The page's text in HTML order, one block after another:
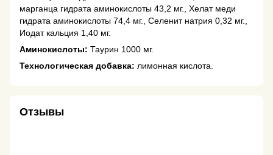
марганца гидрата аминокислоты 43,2 мг., Хелат меди
гидрата аминокислоты 74,4 мг., Селенит натрия 0,32 мг.,
Иодат кальция 1,40 мг.
Аминокислоты: Таурин 1000 мг.
Технологическая добавка: лимонная кислота.
Отзывы